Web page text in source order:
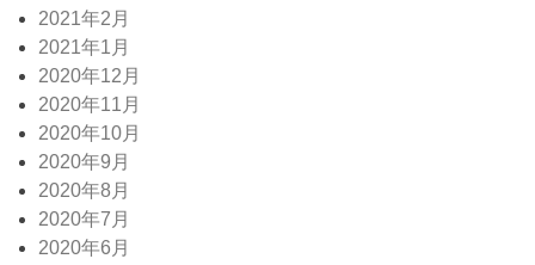
2021年2月
2021年1月
2020年12月
2020年11月
2020年10月
2020年9月
2020年8月
2020年7月
2020年6月